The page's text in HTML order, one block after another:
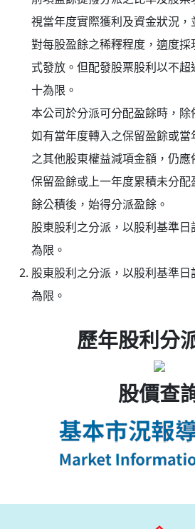
視當年度實際獲利及資金狀況
對每股盈餘之稀釋程度，適度
式發放。但配發股票股利以不
十為限。
本公司於分派可分配盈餘時，除
如有當年度轉入之保留盈餘或
之其他股東權益減項金額，仍
保留盈餘或上一年度累積未分
餘公積後，始得分派盈餘。
股東股利之分派，以股利基準
為限。
股東股利之分派，以股利基準
為限。
歷年股利分
股價查